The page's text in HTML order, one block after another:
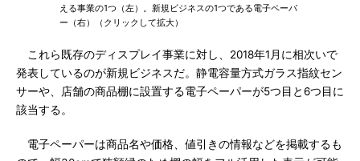
える事業の1つ（左）。新規ビジネスの1つである電子ペーパ
ー（右）（クリックして拡大）
これら既存のディスプレイ事業に対し、2018年1月に相次いで
発表しているのが新規ビジネスだ。静電容量方式ガラス指紋セン
サーや、店舗の商品棚に設置する電子ペーパーが5つ目と6つ目に
該当する。
電子ペーパーは商品名や価格、値引きの情報などを掲載するも